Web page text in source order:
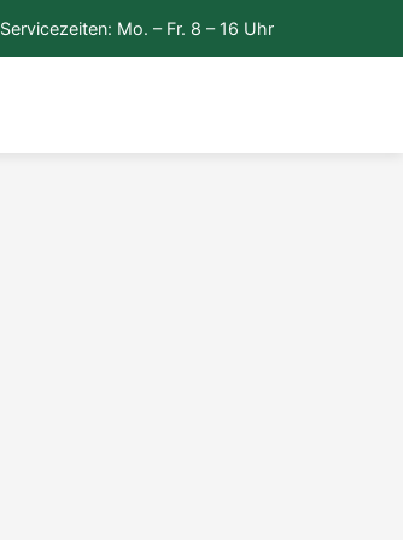
Servicezeiten: Mo. – Fr. 8 – 16 Uhr